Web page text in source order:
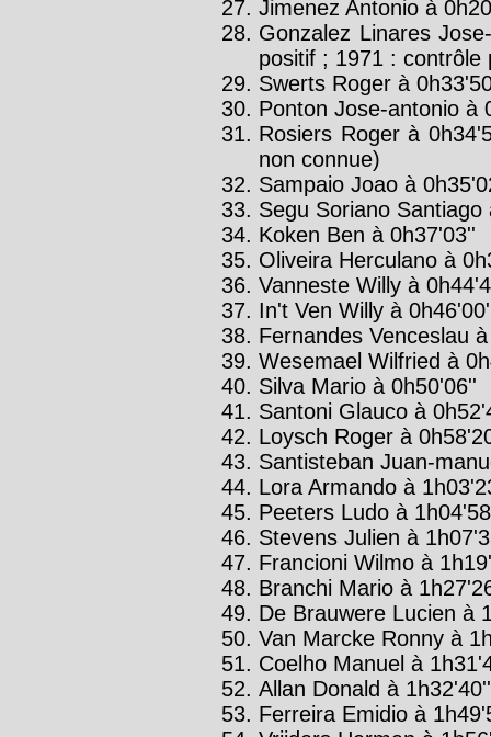
Jimenez Antonio à
Gonzalez Linares
positif ; 1971 : contrôle
Swerts Roger à
Ponton Jose-antonio à
Rosiers Roger à
non connue)
Sampaio Joao à
Segu Soriano Santiago
Koken Ben à 0h37'03''
Oliveira Herculano à
Vanneste Willy à
In't Ven Willy à
Fernandes Venceslau
Wesemael Wilfried à
Silva Mario à 0h50'06''
Santoni Glauco à
Loysch Roger à
Santisteban Juan-
Lora Armando à
Peeters Ludo à
Stevens Julien à
Francioni Wilmo à
Branchi Mario à
De Brauwere Lucien à
Van Marcke Ronny à
Coelho Manuel à
Allan Donald à 1h32'40''
Ferreira Emidio à